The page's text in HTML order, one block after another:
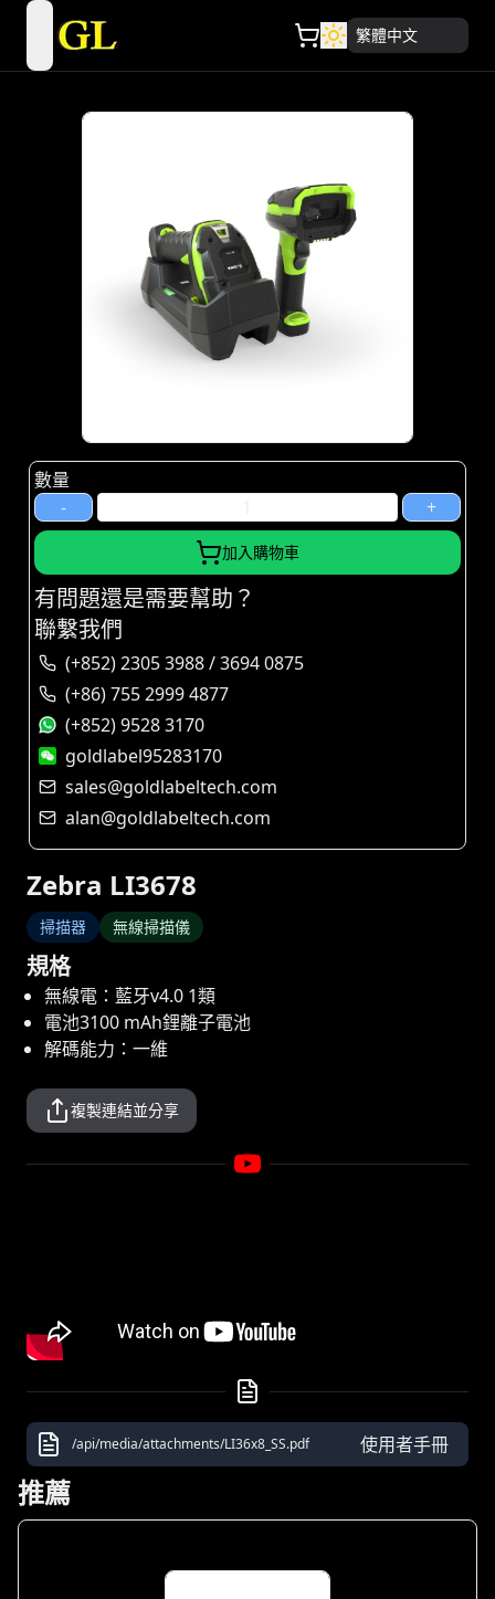
open navigation menu 繁體中文
Zebra LI3678
掃描器 無線掃描儀
規格
無線電：藍牙v4.0 1類
電池3100 mAh鋰離子電池
解碼能力：一維
複製連結並分享
/api/media/attachments/LI36x8_SS.pdf 使用者手冊
數量
-
+
加入購物車
有問題還是需要幫助？
聯繫我們
(+852) 2305 3988 / 3694 0875
(+86) 755 2999 4877
(+852) 9528 3170
goldlabel95283170
sales@goldlabeltech.com
alan@goldlabeltech.com
推薦